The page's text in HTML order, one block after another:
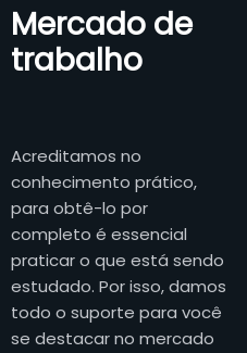
Mercado de
trabalho
Acreditamos no
conhecimento prático,
para obtê-lo por
completo é essencial
praticar o que está sendo
estudado. Por isso, damos
todo o suporte para você
se destacar no mercado